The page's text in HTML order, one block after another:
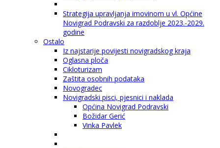
Strategija upravljanja imovinom u vl. Općine
Novigrad Podravski za razdoblje 2023.-2029.
godine
Ostalo
Iz najstarije povijesti novigradskog kraja
Oglasna ploča
Cikloturizam
Zaštita osobnih podataka
Novogradec
Novigradski pisci, pjesnici i naklada
Općina Novigrad Podravski
Božidar Gerić
Vinka Pavlek